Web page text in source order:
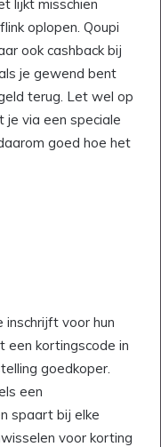
lijkt misschien
oplopen. Qoupi
ook cashback bij
je gewend bent
terug. Let wel op
via een speciale
goed hoe het
inschrijft voor hun
een kortingscode in
goedkoper.
een
spaart bij elke
voor korting